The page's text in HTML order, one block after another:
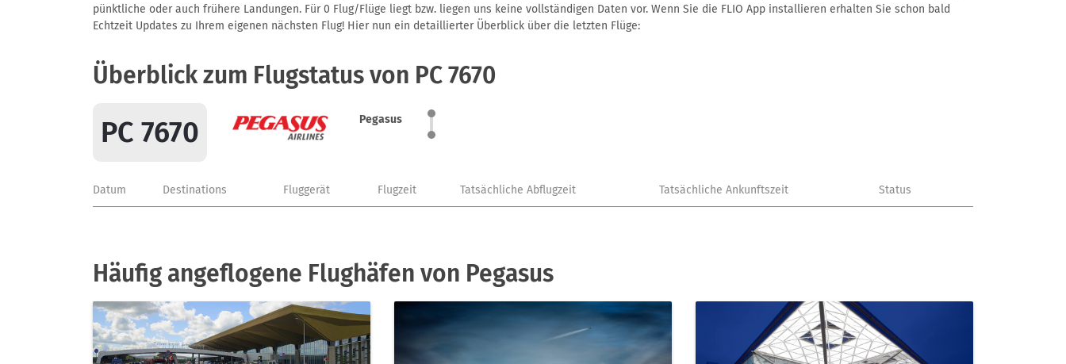
pünktliche oder auch frühere Landungen. Für 0 Flug/Flüge liegt bzw. liegen uns keine vollständigen Daten vor. Wenn Sie die FLIO App installieren erhalten Sie schon bald
Echtzeit Updates zu Ihrem eigenen nächsten Flug! Hier nun ein detaillierter Überblick über die letzten Flüge:
Überblick zum Flugstatus von PC 7670
PC 7670 Pegasus
Datum Destinations Fluggerät Flugzeit Tatsächliche Abflugzeit Tatsächliche Ankunftszeit Status
Häufig angeflogene Flughäfen von Pegasus